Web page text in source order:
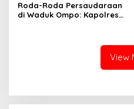
Roda-Roda Persaudaraan
di Waduk Ompo: Kapolres
View